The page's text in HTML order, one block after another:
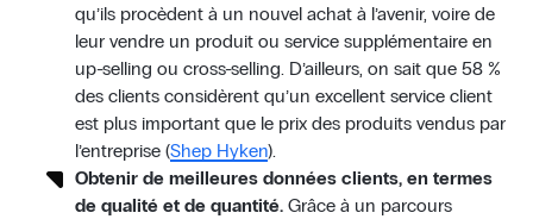
qu’ils procèdent à un nouvel achat à l’avenir, voire de
leur vendre un produit ou service supplémentaire en
up-selling ou cross-selling. D’ailleurs, on sait que 58 %
des clients considèrent qu’un excellent service client
est plus important que le prix des produits vendus par
l’entreprise (Shep Hyken).
Obtenir de meilleures données clients, en termes
de qualité et de quantité. Grâce à un parcours